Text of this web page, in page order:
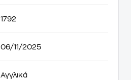
1792
06/11/2025
Αγγλικά